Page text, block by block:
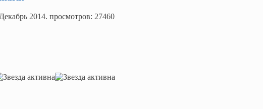
2014. просмотров: 27460